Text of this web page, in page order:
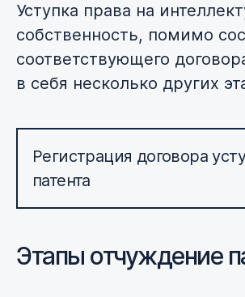
Уступка права на
собственность, помимо
соответствующего
в себя несколько других
Регистрация договора
патента
Этапы отчуждение